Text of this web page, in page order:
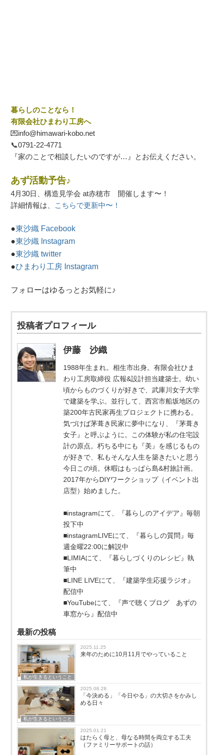
暮らしのことなら！
有限会社ひまわり工房へ
💌info@himawari-kobo.net
📞0791-22-4771
『家のことで相談したいのですが…』とお伝えください。
あず活動予告♪
4月30日、構造見学会 at赤穂市 開催します〜！
詳細情報は、 こちらで更新中〜！
●東沙織 Facebook
●東沙織 Instagram
●東沙織 twitter
●ひまわり工房 Instagram
フォローはゆるっとお気軽に♪
投稿者プロフィール
伊藤 沙織
1988年生まれ。相生市出身。有限会社ひま
わり工房取締役 広報&設計担当建築士。幼い
頃からものづくりが好きで、武庫川女子大学
で建築を学ぶ。並行して、西宮市船坂地区の
築200年古民家再生プロジェクトに携わる。
気づけば茅葺き民家に夢中になり、『茅葺き
女子』と呼ぶように。この体験が私の住宅設
計の原点。朽ちる中にも『美』を感じるもの
が好きで、私もそんな人生を築きたいと思う
今日この頃。休暇はもっぱら島&村旅計画。
2017年からDIYワークショップ（イベント出
店型）始めました。
■instagramにて、『暮らしのアイデア』毎朝
投下中
■instagramLIVEにて、『暮らしの質問』毎
週金曜22:00に解説中
■LIMIAにて、『暮らしづくりのレシピ』執
筆中
■LINE LIVEにて、『建築学生応援ラジオ』
配信中
■YouTubeにて、『声で聴くブログ あずの
車窓から』配信中
最新の投稿
私が生きるということ
2025.11.25
来年のために10月11月でやっていること
私が生きるということ
2025.08.28
「今決める」「今日やる」の大切さをかみし
める日々
2025.01.21
はたらく母と、母なる時間を両立する工夫
（ファミリーサポートの話）